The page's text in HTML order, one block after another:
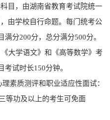
目，由湖南省教育考试院统一
由学校自行命题。每门统考公
分200分，总分满分500分。
大学语文》和《高等数学》考
试时长150分钟。
素质测评和职业适应性面试：
等功及以上的考生可免面